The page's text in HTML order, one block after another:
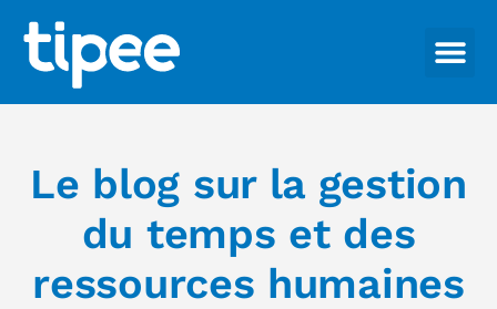
Le blog sur la gestion
du temps et des
ressources humaines